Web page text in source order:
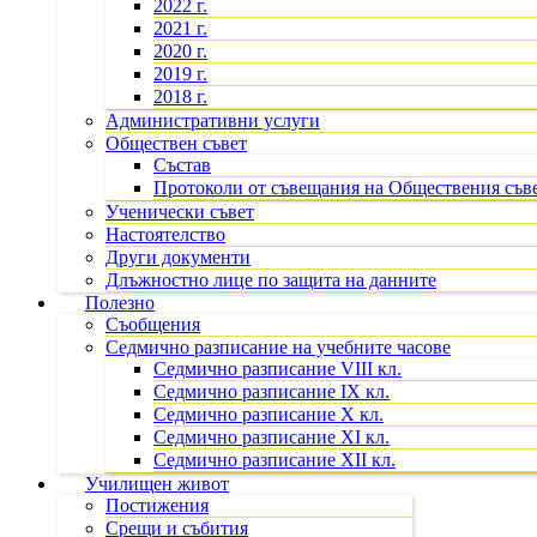
2022 г.
2021 г.
2020 г.
2019 г.
2018 г.
Административни услуги
Обществен съвет
Състав
Протоколи от съвещания на Обществения
Ученически съвет
Настоятелство
Други документи
Длъжностно лице по защита на данните
Полезно
Съобщения
Седмично разписание на учебните часове
Седмично разписание VIII кл.
Седмично разписание IX кл.
Седмично разписание X кл.
Седмично разписание XI кл.
Седмично разписание XII кл.
Училищен живот
Постижения
Срещи и събития